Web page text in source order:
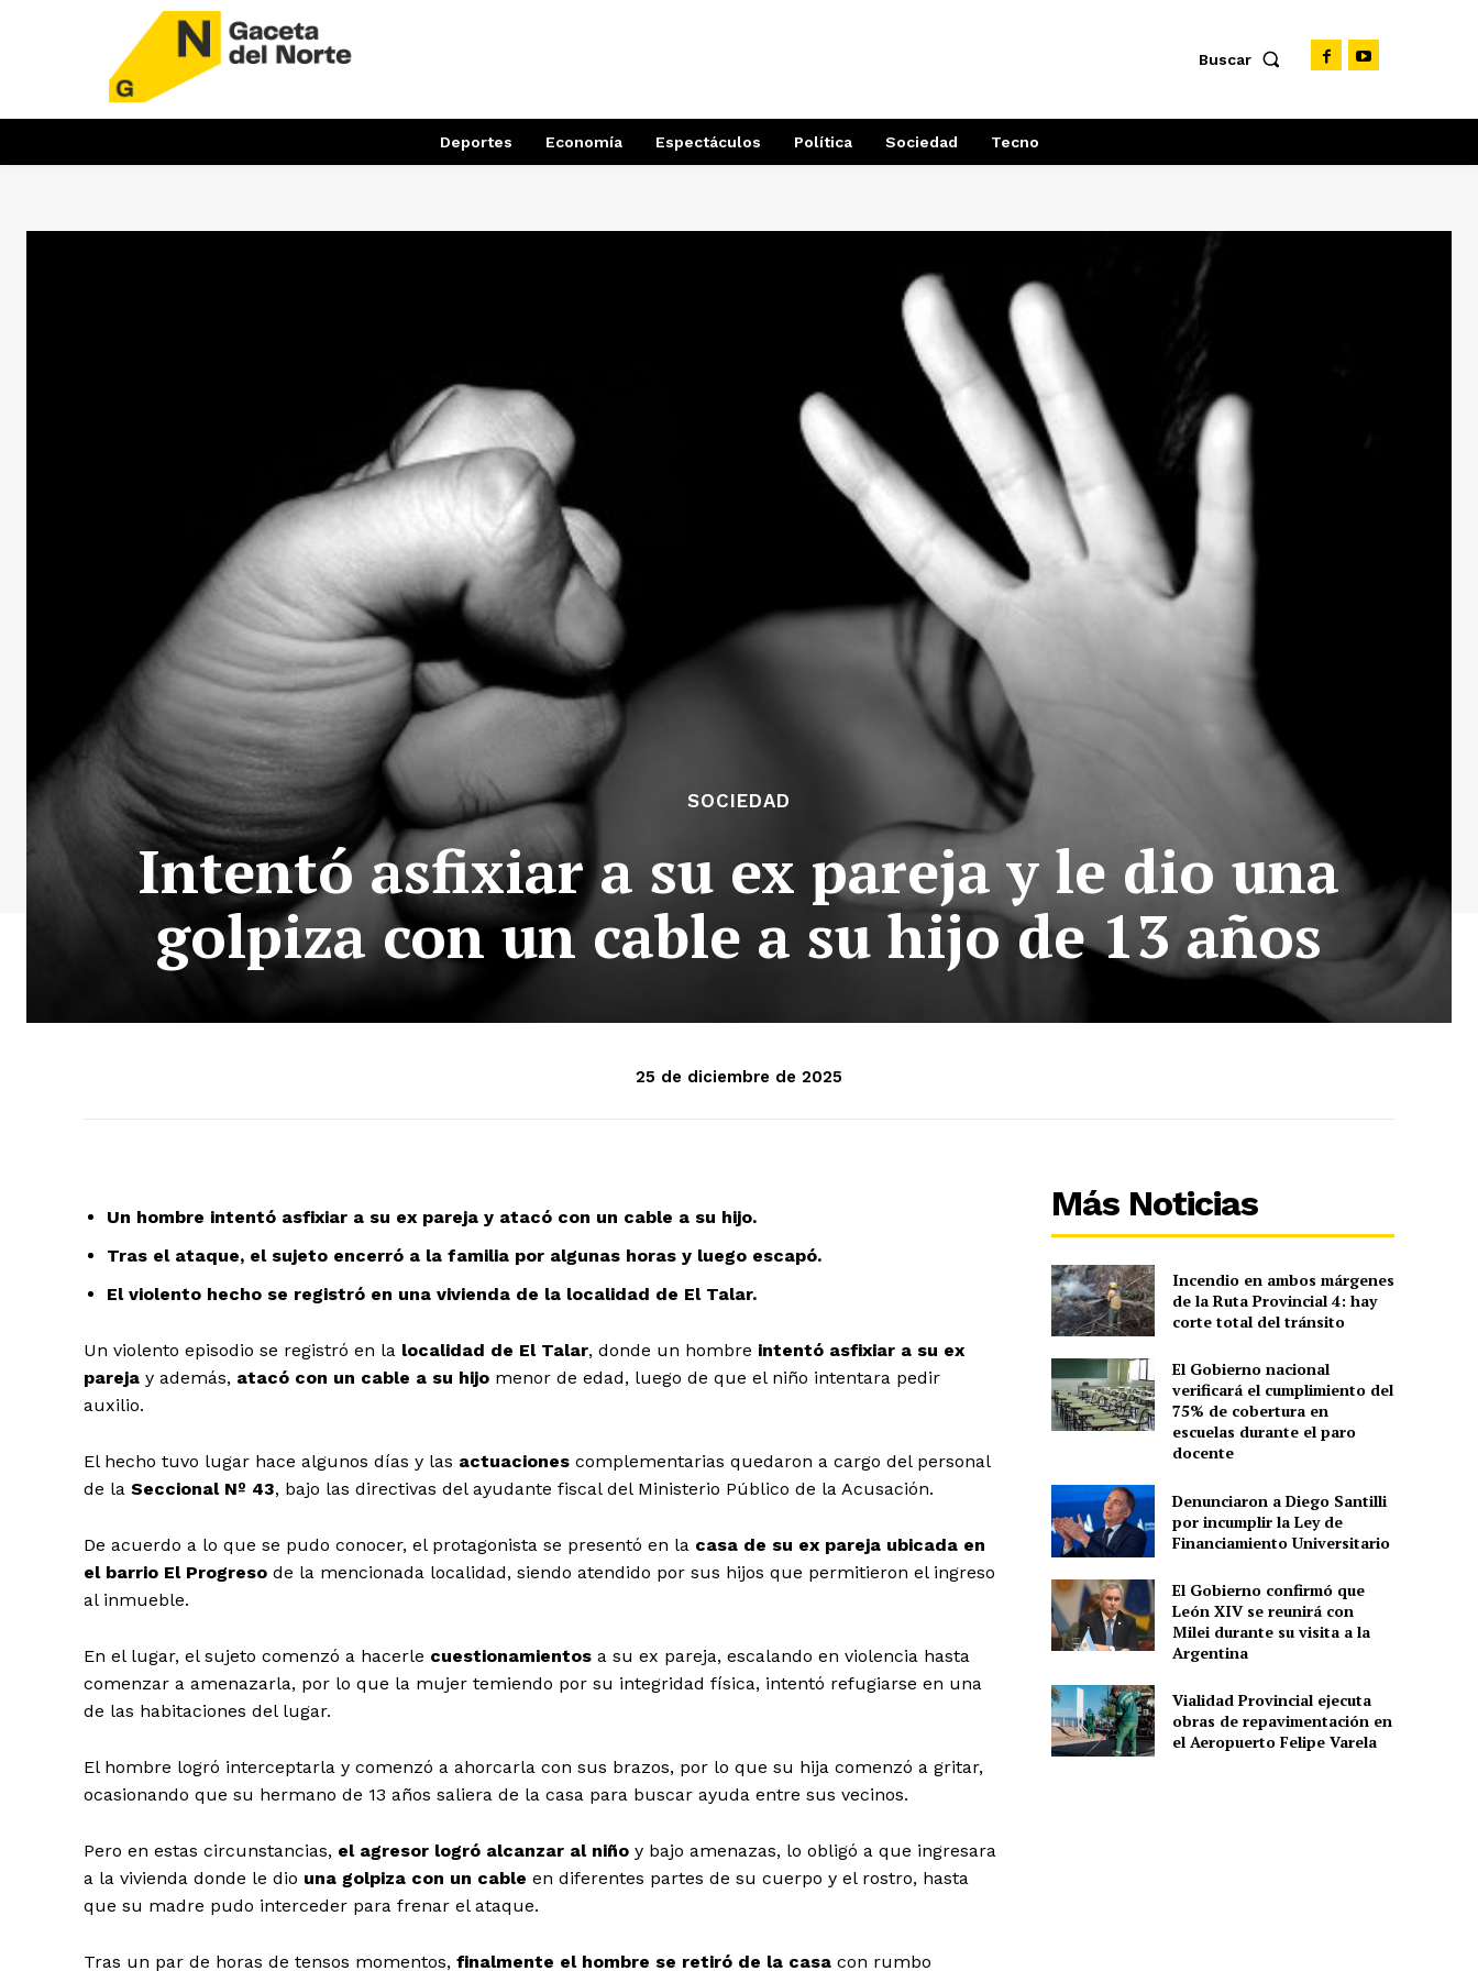
Buscar
Deportes Economía Espectáculos Política Sociedad Tecno
SOCIEDAD
Intentó asfixiar a su ex pareja y le dio una
golpiza con un cable a su hijo de 13 años
25 de diciembre de 2025
Un hombre intentó asfixiar a su ex pareja y atacó con un cable a su hijo.
Tras el ataque, el sujeto encerró a la familia por algunas horas y luego escapó.
El violento hecho se registró en una vivienda de la localidad de El Talar.
Un violento episodio se registró en la localidad de El Talar, donde un hombre intentó asfixiar a su ex
pareja y además, atacó con un cable a su hijo menor de edad, luego de que el niño intentara pedir
auxilio.
El hecho tuvo lugar hace algunos días y las actuaciones complementarias quedaron a cargo del personal
de la Seccional Nº 43, bajo las directivas del ayudante fiscal del Ministerio Público de la Acusación.
De acuerdo a lo que se pudo conocer, el protagonista se presentó en la casa de su ex pareja ubicada en
el barrio El Progreso de la mencionada localidad, siendo atendido por sus hijos que permitieron el ingreso
al inmueble.
En el lugar, el sujeto comenzó a hacerle cuestionamientos a su ex pareja, escalando en violencia hasta
comenzar a amenazarla, por lo que la mujer temiendo por su integridad física, intentó refugiarse en una
de las habitaciones del lugar.
El hombre logró interceptarla y comenzó a ahorcarla con sus brazos, por lo que su hija comenzó a gritar,
ocasionando que su hermano de 13 años saliera de la casa para buscar ayuda entre sus vecinos.
Pero en estas circunstancias, el agresor logró alcanzar al niño y bajo amenazas, lo obligó a que ingresara
a la vivienda donde le dio una golpiza con un cable en diferentes partes de su cuerpo y el rostro, hasta
que su madre pudo interceder para frenar el ataque.
Tras un par de horas de tensos momentos, finalmente el hombre se retiró de la casa con rumbo
Más Noticias
Incendio en ambos márgenes
de la Ruta Provincial 4: hay
corte total del tránsito
El Gobierno nacional
verificará el cumplimiento del
75% de cobertura en
escuelas durante el paro
docente
Denunciaron a Diego Santilli
por incumplir la Ley de
Financiamiento Universitario
El Gobierno confirmó que
León XIV se reunirá con
Milei durante su visita a la
Argentina
Vialidad Provincial ejecuta
obras de repavimentación en
el Aeropuerto Felipe Varela